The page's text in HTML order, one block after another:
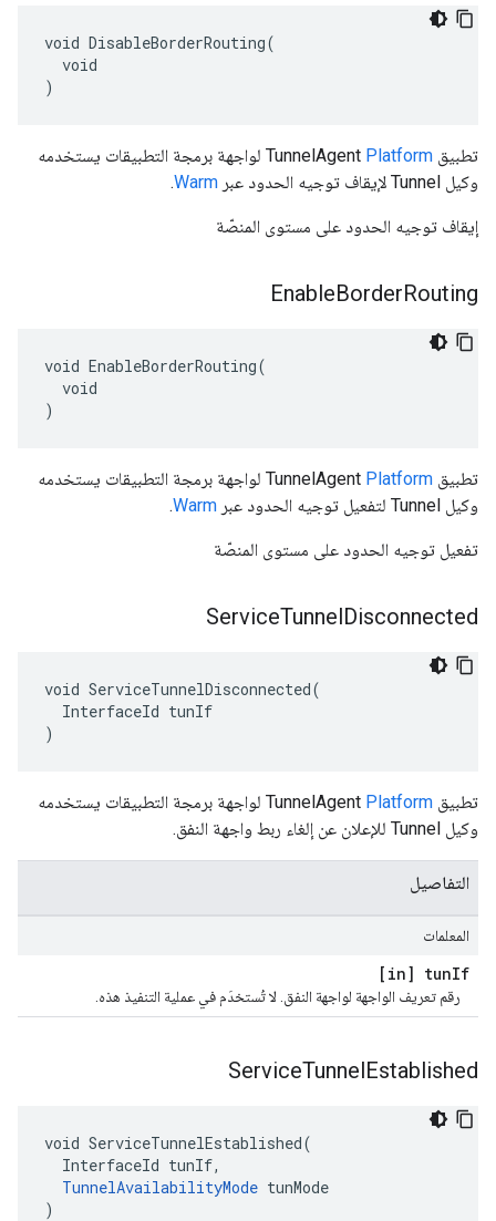
void DisableBorderRouting(
  void
)
تطبيق TunnelAgent Platform
لواجهة برمجة التطبيقات يستخدمه
وكيل Tunnel لإيقاف توجيه الحدود عبر
Warm
.
إيقاف توجيه الحدود على مستوى المنصّة
EnableBorderRouting
void EnableBorderRouting(
  void
)
تطبيق TunnelAgent Platform
لواجهة برمجة التطبيقات يستخدمه
وكيل Tunnel لتفعيل توجيه الحدود عبر
Warm
.
تفعيل توجيه الحدود على مستوى المنصّة
ServiceTunnelDisconnected
void ServiceTunnelDisconnected(
  InterfaceId tunIf
)
تطبيق TunnelAgent Platform
لواجهة برمجة التطبيقات يستخدمه
وكيل Tunnel للإعلان عن إلغاء ربط واجهة النفق.
التفاصيل
المعلمات
[in] tunIf
رقم تعريف الواجهة لواجهة النفق. لا تُستخدَم في عملية التنفيذ هذه.
ServiceTunnelEstablished
void ServiceTunnelEstablished(
  InterfaceId tunIf,
TunnelAvailabilityMode tunMode
)